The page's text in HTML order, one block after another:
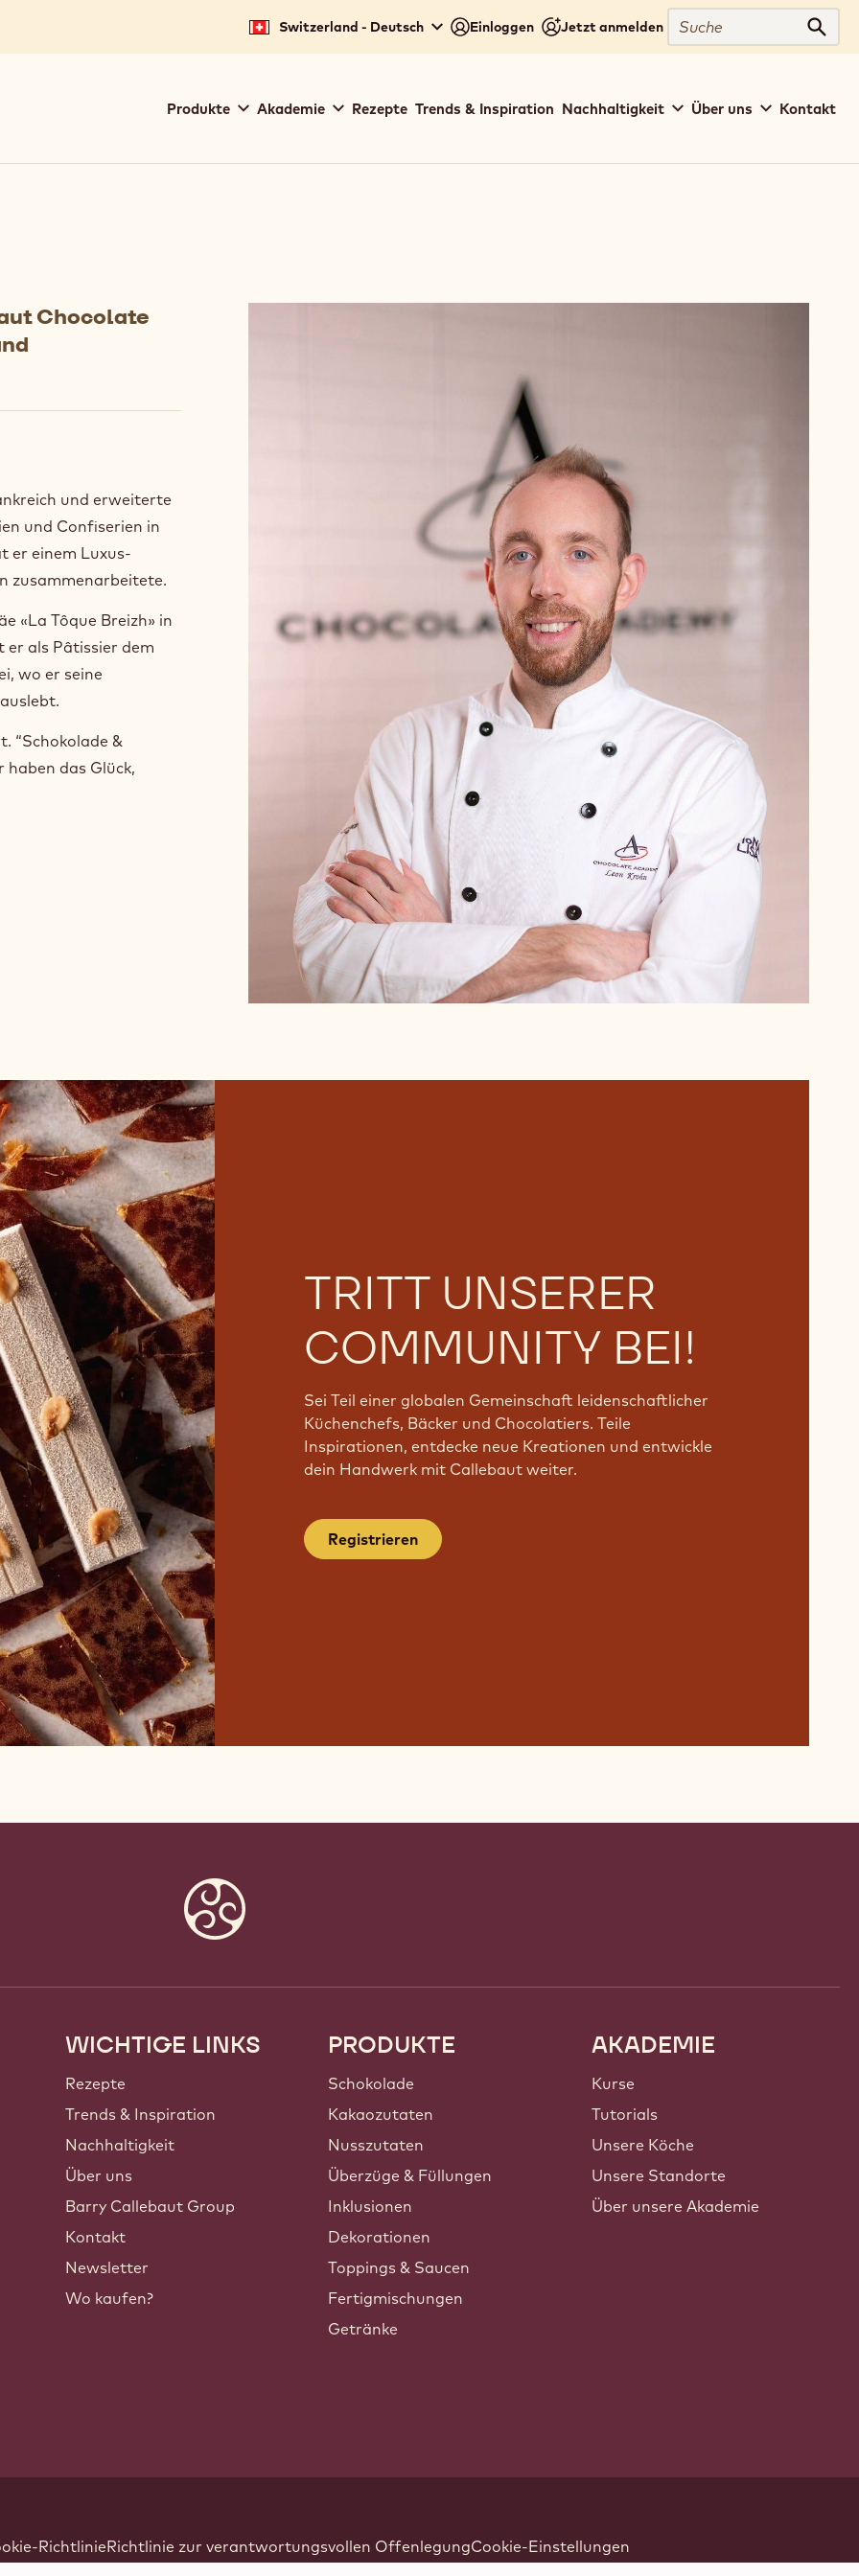
Switzerland - Deutsch Einloggen Jetzt anmelden
Suche
navigation
Produkte Akademie Rezepte Trends & Inspiration Nachhaltigkeit Über uns Kontakt
Chocolate
und erweiterte
und Confiserien in
er einem Luxus-
zusammenarbeitete.
«La Tôque Breizh» in
er als Pâtissier dem
wo er seine
“Schokolade &
das Glück,
TRITT UNSERER
COMMUNITY BEI!
Sei Teil einer globalen Gemeinschaft leidenschaftlicher
Küchenchefs, Bäcker und Chocolatiers. Teile
Inspirationen, entdecke neue Kreationen und entwickle
dein Handwerk mit Callebaut weiter.
Registrieren
Footer
Callebaut
WICHTIGE LINKS
Rezepte
Trends & Inspiration
Nachhaltigkeit
Über uns
Barry Callebaut Group
Kontakt
Newsletter
Wo kaufen?
PRODUKTE
Schokolade
Kakaozutaten
Nusszutaten
Überzüge & Füllungen
Inklusionen
Dekorationen
Toppings & Saucen
Fertigmischungen
Getränke
AKADEMIE
Kurse
Tutorials
Unsere Köche
Unsere Standorte
Über unsere Akademie
RichtlinieRichtlinie zur verantwortungsvollen OffenlegungCookie-Einstellungen